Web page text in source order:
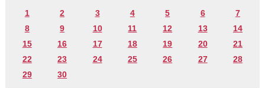
1 2 3 4 5 6
7
8
9 10 11 12 13
14
15
16 17 18 19 20
21
22
23 24 25 26 27
28
29
30